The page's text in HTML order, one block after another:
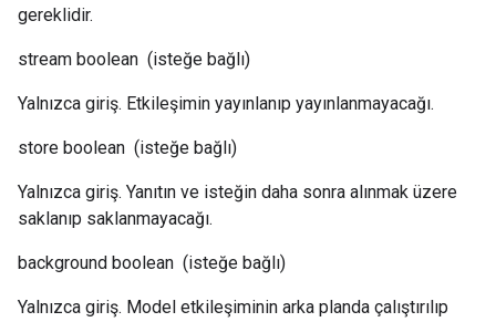
gereklidir.
stream boolean (isteğe bağlı)
Yalnızca giriş. Etkileşimin yayınlanıp yayınlanmayacağı.
store boolean (isteğe bağlı)
Yalnızca giriş. Yanıtın ve isteğin daha sonra alınmak üzere
saklanıp saklanmayacağı.
background boolean (isteğe bağlı)
Yalnızca giriş. Model etkileşiminin arka planda çalıştırılıp